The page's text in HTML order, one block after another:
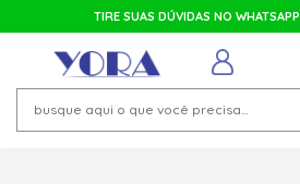
TIRE SUAS DÚVIDAS NO WHATSAPP